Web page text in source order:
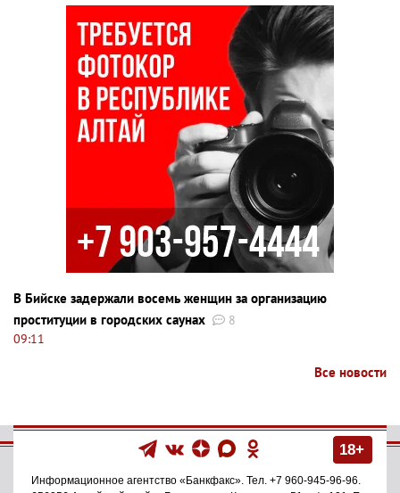
В Бийске задержали восемь женщин за организацию
проституции в городских саунах
8
09:11
Все новости
18+
Информационное агентство «Банкфакс» . Тел. +7 960-945-96-96